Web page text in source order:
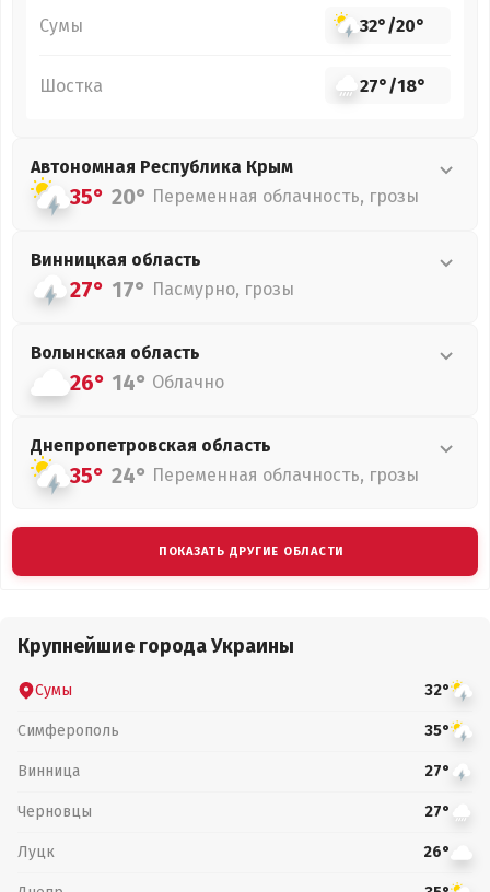
Сумы 32°/20°
Шостка 27°/18°
Автономная Республика Крым
35° 20° Переменная облачность, грозы
Винницкая область
27° 17° Пасмурно, грозы
Волынская область
26° 14° Облачно
Днепропетровская область
35° 24° Переменная облачность, грозы
ПОКАЗАТЬ ДРУГИЕ ОБЛАСТИ
Крупнейшие города Украины
Сумы 32°
Симферополь 35°
Винница 27°
Черновцы 27°
Луцк 26°